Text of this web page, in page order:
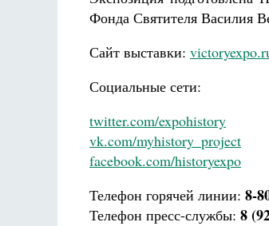
Фонда Святителя Василия
Сайт выставки:
Социальные сети:
twitter.com/expohistory
vk.com/myhistory_project
facebook.com/historyexpo
Телефон горячей линии: 8-
Телефон пресс-службы: 8